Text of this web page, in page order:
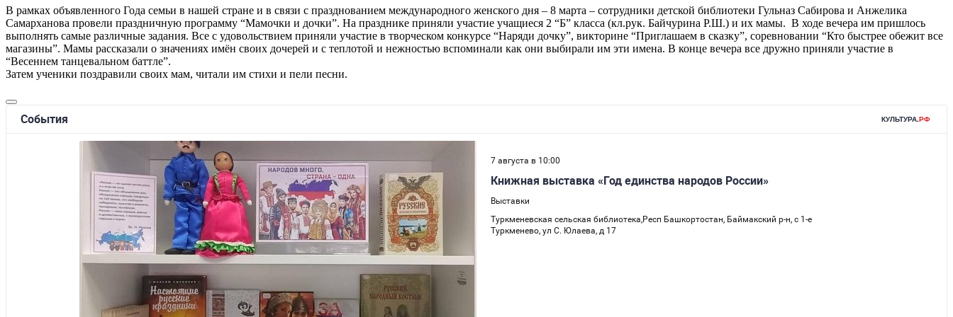
В рамках объявленного Года семьи в нашей стране и в связи с празднованием международного женского дня – 8 марта – сотрудники детской библиотеки Гульназ Сабирова и Анжелика
Самарханова провели праздничную программу “Мамочки и дочки”. На празднике приняли участие учащиеся 2 “Б” класса (кл.рук. Байчурина Р.Ш.) и их мамы. В ходе вечера им пришлось
выполнять самые различные задания. Все с удовольствием приняли участие в творческом конкурсе “Наряди дочку”, викторине “Приглашаем в сказку”, соревновании “Кто быстрее обежит все
магазины”. Мамы рассказали о значениях имён своих дочерей и с теплотой и нежностью вспоминали как они выбирали им эти имена. В конце вечера все дружно приняли участие в
“Весеннем танцевальном баттле”.
Затем ученики поздравили своих мам, читали им стихи и пели песни.